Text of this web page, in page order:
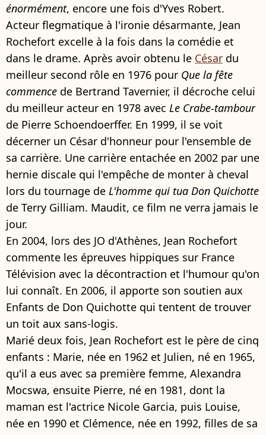
énormément, encore une fois d'Yves Robert.
Acteur flegmatique à l'ironie désarmante, Jean
Rochefort excelle à la fois dans la comédie et
dans le drame. Après avoir obtenu le César du
meilleur second rôle en 1976 pour Que la fête
commence de Bertrand Tavernier, il décroche celui
du meilleur acteur en 1978 avec Le Crabe-tambour
de Pierre Schoendoerffer. En 1999, il se voit
décerner un César d'honneur pour l'ensemble de
sa carrière. Une carrière entachée en 2002 par une
hernie discale qui l'empêche de monter à cheval
lors du tournage de L'homme qui tua Don Quichotte
de Terry Gilliam. Maudit, ce film ne verra jamais le
jour.
En 2004, lors des JO d'Athènes, Jean Rochefort
commente les épreuves hippiques sur France
Télévision avec la décontraction et l'humour qu'on
lui connaît. En 2006, il apporte son soutien aux
Enfants de Don Quichotte qui tentent de trouver
un toit aux sans-logis.
Marié deux fois, Jean Rochefort est le père de cinq
enfants : Marie, née en 1962 et Julien, né en 1965,
qu'il a eus avec sa première femme, Alexandra
Mocswa, ensuite Pierre, né en 1981, dont la
maman est l'actrice Nicole Garcia, puis Louise,
née en 1990 et Clémence, née en 1992, filles de sa